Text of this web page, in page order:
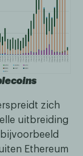
zich
uitbreiding
Ethereum